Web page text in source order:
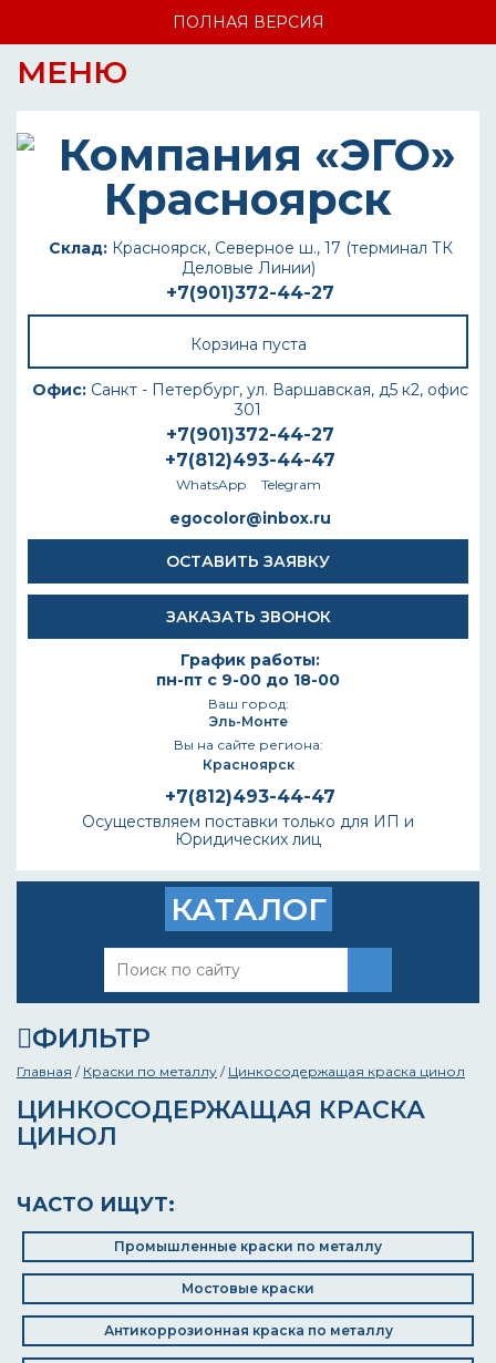
ПОЛНАЯ ВЕРСИЯ
МЕНЮ
Склад:Красноярск, Северное ш., 17 (терминал ТК
Деловые Линии)
+7(901)372-44-27
Корзина пуста
Офис: Санкт - Петербург, ул. Варшавская, д5 к2, офис
301
+7(901)372-44-27
+7(812)493-44-47
WhatsApp Telegram
egocolor@inbox.ru
ОСТАВИТЬ ЗАЯВКУ
ЗАКАЗАТЬ ЗВОНОК
График работы:
пн-пт с 9-00 до 18-00
Ваш город:
Эль-Монте
Вы на сайте региона:
Красноярск
+7(812)493-44-47
Осуществляем поставки только для ИП и
Юридических лиц
КАТАЛОГ
ФИЛЬТР
Главная / Краски по металлу / Цинкосодержащая краска цинол
ЦИНКОСОДЕРЖАЩАЯ КРАСКА
ЦИНОЛ
ЧАСТО ИЩУТ:
Промышленные краски по металлу
Мостовые краски
Антикоррозионная краска по металлу